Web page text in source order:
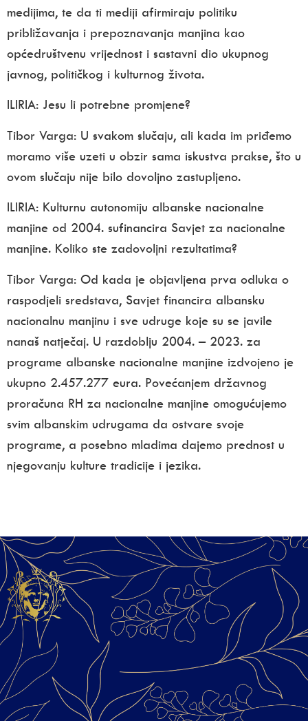
medijima, te da ti mediji afirmiraju politiku
približavanja i prepoznavanja manjina kao
općedruštvenu vrijednost i sastavni dio ukupnog
javnog, političkog i kulturnog života.
ILIRIA: Jesu li potrebne promjene?
Tibor Varga: U svakom slučaju, ali kada im priđemo
moramo više uzeti u obzir sama iskustva prakse, što u
ovom slučaju nije bilo dovoljno zastupljeno.
ILIRIA: Kulturnu autonomiju albanske nacionalne
manjine od 2004. sufinancira Savjet za nacionalne
manjine. Koliko ste zadovoljni rezultatima?
Tibor Varga: Od kada je objavljena prva odluka o
raspodjeli sredstava, Savjet financira albansku
nacionalnu manjinu i sve udruge koje su se javile
nanaš natječaj. U razdoblju 2004. – 2023. za
programe albanske nacionalne manjine izdvojeno je
ukupno 2.457.277 eura. Povećanjem državnog
proračuna RH za nacionalne manjine omogućujemo
svim albanskim udrugama da ostvare svoje
programe, a posebno mladima dajemo prednost u
njegovanju kulture tradicije i jezika.